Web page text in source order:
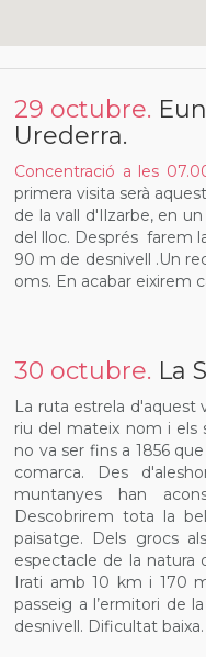
29 octubre.
Urederra.
Concentració a les
primera visita serà
de la vall d'Ilzarbe, en
del lloc. Després farem
90 m de desnivell .Un
oms. En acabar eixirem
30 octubre. La
La ruta estrela d'aquest
riu del mateix nom i els
no va ser fins a 1856
comarca. Des
muntanyes han
Descobrirem tota la
paisatge. Dels grocs
espectacle de la natura
Irati amb 10 km i 170
passeig a l’ermitori de
desnivell. Dificultat baixa.